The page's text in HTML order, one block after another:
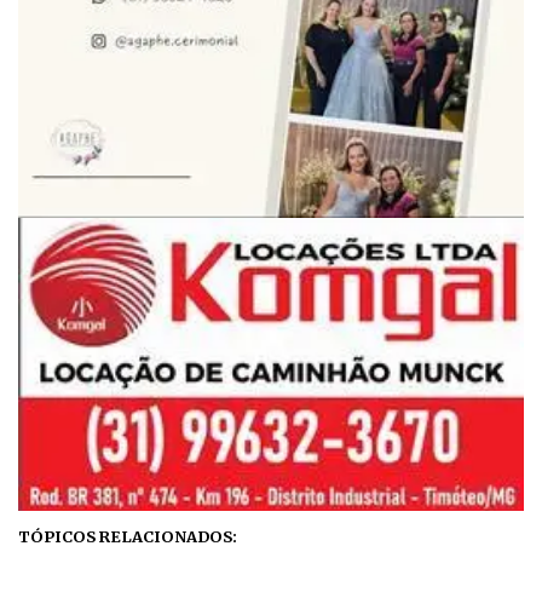
TÓPICOS RELACIONADOS: